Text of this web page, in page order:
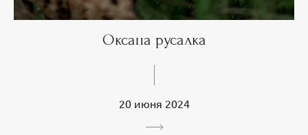
Оксана русалка
20 июня 2024